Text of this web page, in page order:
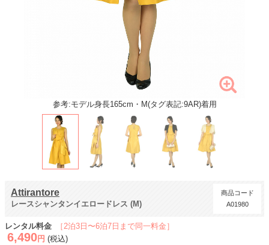
参考:モデル身長165cm・M(タグ表記:9AR)着用
Attirantore
レースシャンタンイエロードレス (M)
商品コード
A01980
［2泊3日〜6泊7日まで同一料金］
レンタル料金
6,490 円 (税込)